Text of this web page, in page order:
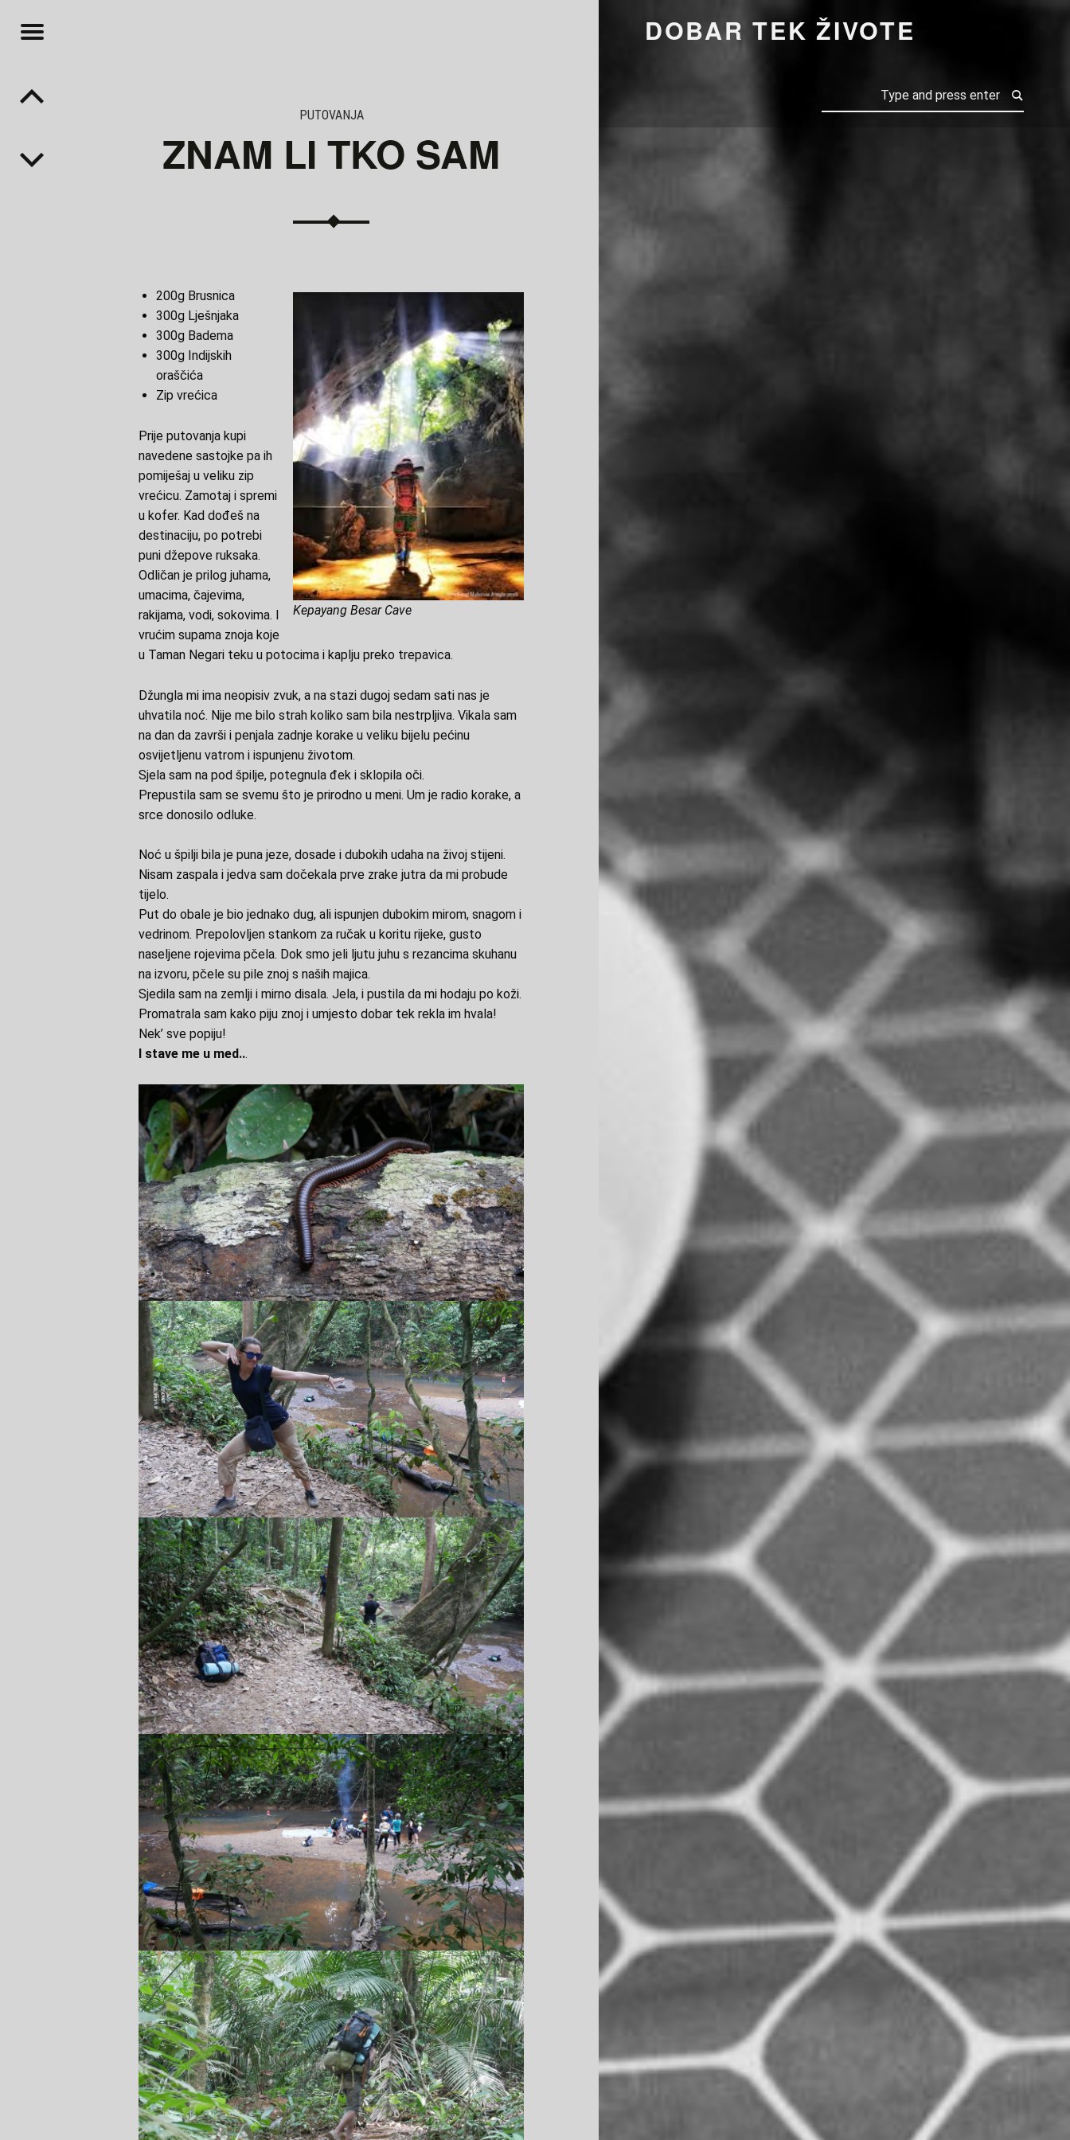
DOBAR TEK ŽIVOTE
Menu
ZNAM LI TKO SAM
PUTOVANJA
Kepayang Besar Cave
200g Brusnica
300g Lješnjaka
300g Badema
300g Indijskih
oraščića
Zip vrećica
Prije putovanja kupi
navedene sastojke pa ih
pomiješaj u veliku zip
vrećicu. Zamotaj i spremi
u kofer. Kad dođeš na
destinaciju, po potrebi
puni džepove ruksaka.
Odličan je prilog juhama,
umacima, čajevima,
rakijama, vodi, sokovima. I
vrućim supama znoja koje
u Taman Negari teku u potocima i kaplju preko trepavica.
Džungla mi ima neopisiv zvuk, a na stazi dugoj sedam sati nas je
uhvatila noć. Nije me bilo strah koliko sam bila nestrpljiva. Vikala sam
na dan da završi i penjala zadnje korake u veliku bijelu pećinu
osvijetljenu vatrom i ispunjenu životom.
Sjela sam na pod špilje, potegnula đek i sklopila oči.
Prepustila sam se svemu što je prirodno u meni. Um je radio korake, a
srce donosilo odluke.
Noć u špilji bila je puna jeze, dosade i dubokih udaha na živoj stijeni.
Nisam zaspala i jedva sam dočekala prve zrake jutra da mi probude
tijelo.
Put do obale je bio jednako dug, ali ispunjen dubokim mirom, snagom i
vedrinom. Prepolovljen stankom za ručak u koritu rijeke, gusto
naseljene rojevima pčela. Dok smo jeli ljutu juhu s rezancima skuhanu
na izvoru, pčele su pile znoj s naših majica.
Sjedila sam na zemlji i mirno disala. Jela, i pustila da mi hodaju po koži.
Promatrala sam kako piju znoj i umjesto dobar tek rekla im hvala!
Nek’ sve popiju!
I stave me u med...